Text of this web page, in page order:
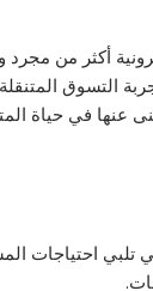
أكثر من
المتنقلة،
عنها في حياة
احتياجات